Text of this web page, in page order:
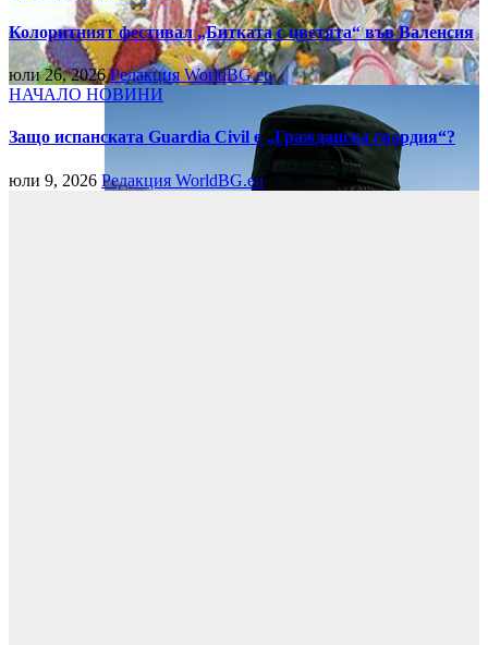
Колоритният фестивал „Битката с цветята“ във Валенсия
юли 26, 2026Редакция WorldBG.eu
НАЧАЛО НОВИНИ
Защо испанската Guardia Civil е „Гражданска гвардия“?
юли 9, 2026 Редакция WorldBG.eu